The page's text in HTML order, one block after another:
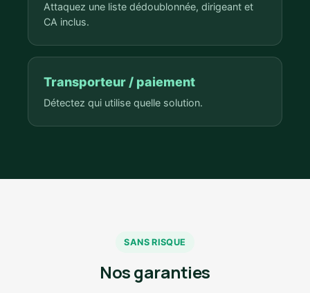
Attaquez une liste dédoublonnée, dirigeant et
CA inclus.
Transporteur / paiement
Détectez qui utilise quelle solution.
SANS RISQUE
Nos garanties